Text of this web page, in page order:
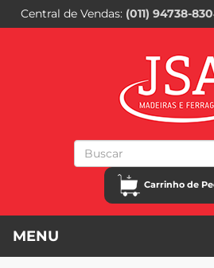
Central de Vendas (011) 94738-
Carrinho de
MENU